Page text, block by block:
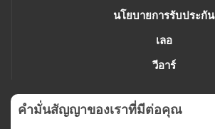
นโยบายการรับประกัน
เลอ
วีอาร์
คํามั่นสัญญาของเราที่มีต่อคุณ